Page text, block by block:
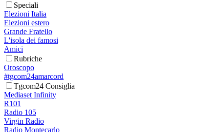
Speciali
Elezioni Italia
Elezioni estero
Grande Fratello
L'isola dei famosi
Amici
Rubriche
Oroscopo
#tgcom24amarcord
Tgcom24 Consiglia
Mediaset Infinity
R101
Radio 105
Virgin Radio
Radio Montecarlo